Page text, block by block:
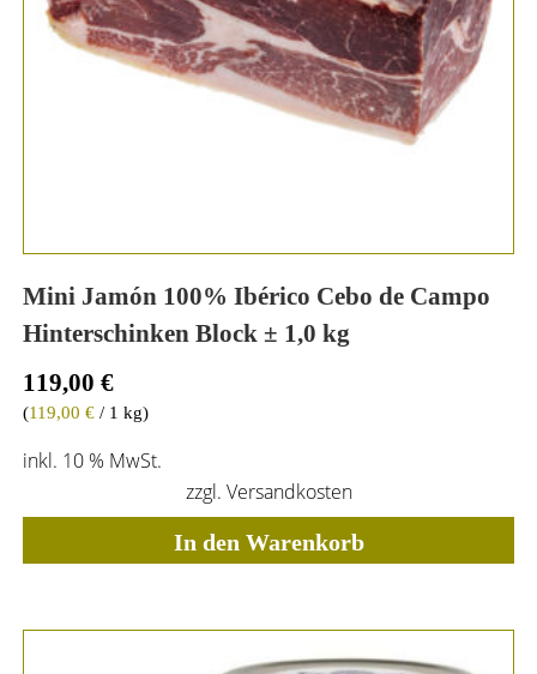
Mini Jamón 100% Ibérico Cebo de Campo
Hinterschinken Block ± 1,0 kg
119,00 €
(119,00 €/ 1 kg)
inkl. 10 % MwSt.
zzgl. Versandkosten
In den Warenkorb